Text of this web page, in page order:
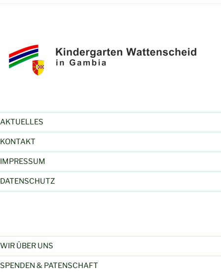
AKTUELLES
KONTAKT
IMPRESSUM
DATENSCHUTZ
WIR ÜBER UNS
SPENDEN & PATENSCHAFT